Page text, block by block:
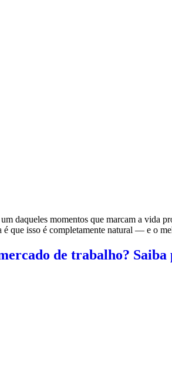
daqueles momentos que marcam a vida
é que isso é completamente natural — e o
de trabalho?